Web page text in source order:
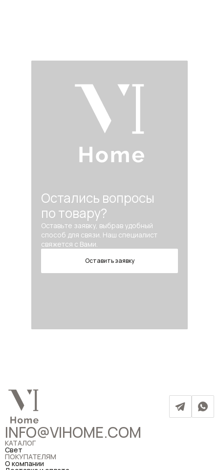
Остались вопросы
по товару?
Оставьте заявку, выбрав удобный
способ для связи. Наш специалист
свяжется с Вами.
Оставить заявку
INFO@VIHOME.COM
КАТАЛОГ
Свет
ПОКУПАТЕЛЯМ
О компании